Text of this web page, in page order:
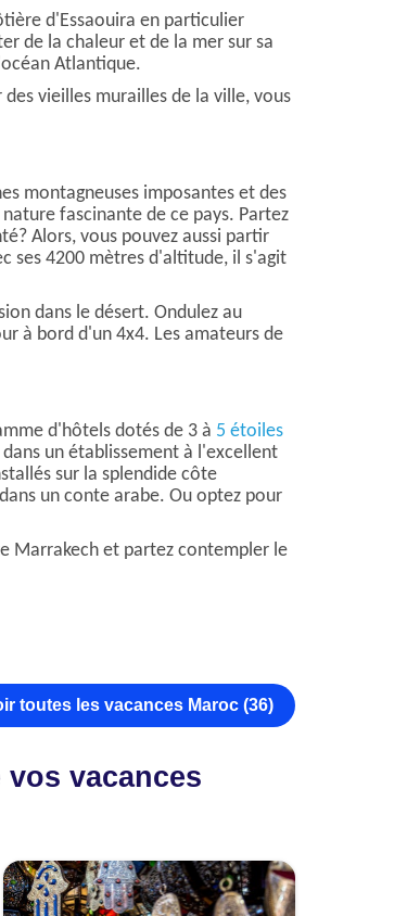
d'Essaouira en particulier
de la chaleur et de la mer sur sa
Atlantique.
vieilles murailles de la ville, vous
montagneuses imposantes et des
fascinante de ce pays. Partez
Alors, vous pouvez aussi partir
ses 4200 mètres d'altitude, il s'agit
dans le désert. Ondulez au
à bord d'un 4x4. Les amateurs de
d'hôtels dotés de 3 à 5 étoiles
un établissement à l'excellent
sur la splendide côte
un conte arabe. Ou optez pour
Marrakech et partez contempler le
toutes les vacances Maroc (36)
vacances